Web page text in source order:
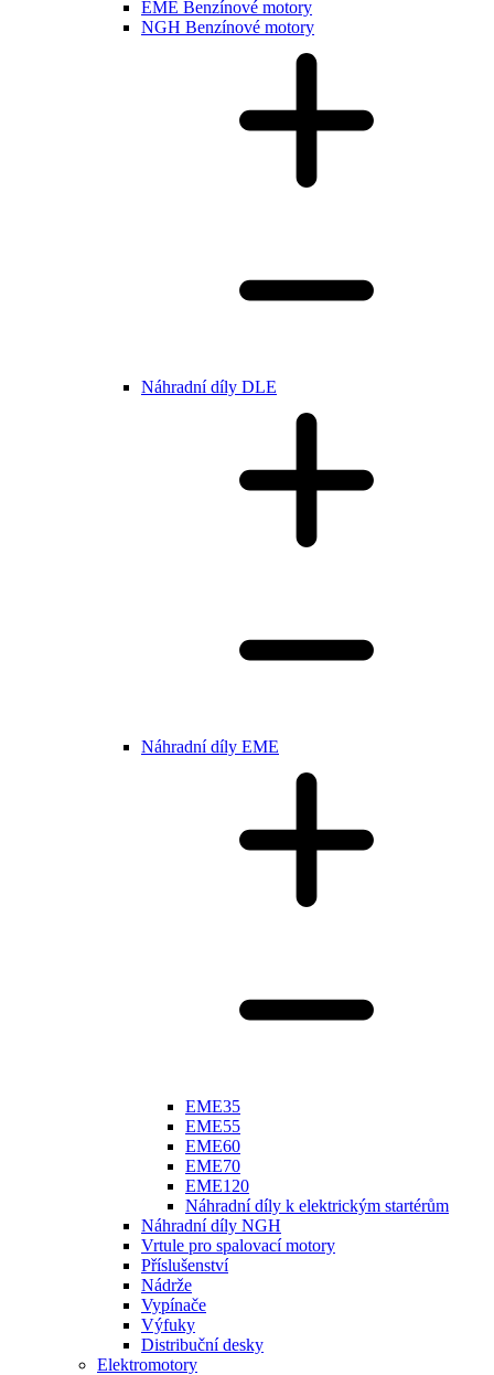
EME Benzínové motory
NGH Benzínové motory
Náhradní díly DLE
Náhradní díly EME
EME35
EME55
EME60
EME70
EME120
Náhradní díly k elektrickým startérům
Náhradní díly NGH
Vrtule pro spalovací motory
Příslušenství
Nádrže
Vypínače
Výfuky
Distribuční desky
Elektromotory